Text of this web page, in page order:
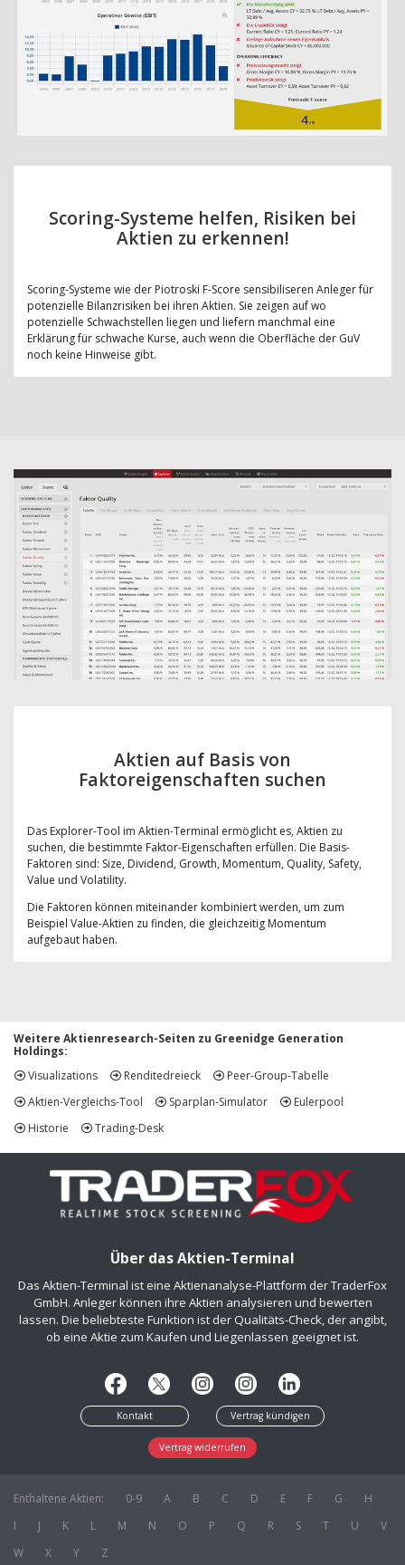
Scoring-Systeme helfen, Risiken bei
Aktien zu erkennen!
Scoring-Systeme wie der Piotroski F-Score sensibiliseren Anleger für
potenzielle Bilanzrisiken bei ihren Aktien. Sie zeigen auf wo
potenzielle Schwachstellen liegen und liefern manchmal eine
Erklärung für schwache Kurse, auch wenn die Oberfläche der GuV
noch keine Hinweise gibt.
Aktien auf Basis von
Faktoreigenschaften suchen
Das Explorer-Tool im Aktien-Terminal ermöglicht es, Aktien zu
suchen, die bestimmte Faktor-Eigenschaften erfüllen. Die Basis-
Faktoren sind: Size, Dividend, Growth, Momentum, Quality, Safety,
Value und Volatility.
Die Faktoren können miteinander kombiniert werden, um zum
Beispiel Value-Aktien zu finden, die gleichzeitig Momentum
aufgebaut haben.
Weitere Aktienresearch-Seiten zu Greenidge Generation
Holdings:
Visualizations
Renditedreieck
Peer-Group-Tabelle
Aktien-Vergleichs-Tool
Sparplan-Simulator
Eulerpool
Historie
Trading-Desk
Über das Aktien-Terminal
Das Aktien-Terminal ist eine Aktienanalyse-Plattform der TraderFox
GmbH. Anleger können ihre Aktien analysieren und bewerten
lassen. Die beliebteste Funktion ist der Qualitäts-Check, der angibt,
ob eine Aktie zum Kaufen und Liegenlassen geeignet ist.
Kontakt Vertrag kündigen
Vertrag widerrufen
Enthaltene Aktien: 0-9 A B C D E F G
H
I
J K L M N O P Q R S T U
V
W
X Y Z